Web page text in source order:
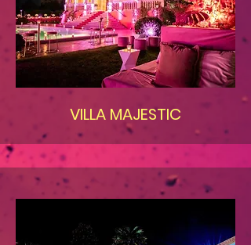
VILLA MAJESTIC